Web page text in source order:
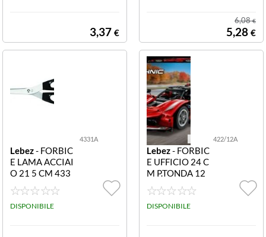
3,37 €
6,08€
5,28 €
4331A
Lebez- FORBIC
E LAMA ACCIAI
O 21 5 CM 433
1L FORBICE LA
MA ACCIAIO 2
1 5 CM
DISPONIBILE
422/12A
Lebez- FORBIC
E UFFICIO 24 C
M P.TONDA 12
422/12 FORBI
CE UFFICIO 12
CM P.TONDA
DISPONIBILE